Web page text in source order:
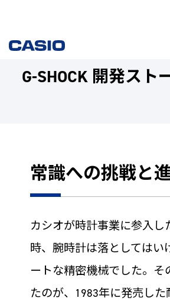
G-SHOCK 開発スト
常識への挑戦と
カシオが時計事業に参入し
時、腕時計は落としてはい
ートな精密機械でした。そ
たのが、1983年に発売し